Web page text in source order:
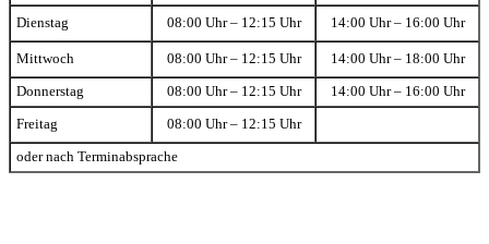
Dienstag 08:00 Uhr – 12:15 Uhr 14:00 Uhr – 16:00 Uhr
Mittwoch 08:00 Uhr – 12:15 Uhr 14:00 Uhr – 18:00 Uhr
Donnerstag 08:00 Uhr – 12:15 Uhr 14:00 Uhr – 16:00 Uhr
Freitag 08:00 Uhr – 12:15 Uhr
oder nach Terminabsprache